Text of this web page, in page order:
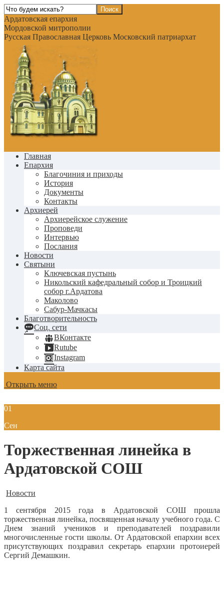
Ардатовская епархия
Мордовской митрополии
Русская Православная Церковь Московский патриархат
Главная
Епархия
Благочиния и приходы
История
Документы
Контакты
Архиерей
Архиерейское служение
Проповеди
Интервью
Послания
Новости
Святыни
Ключевская пустынь
Никольский кафедральный собор и Троицкий
собор г.Ардатова
Маколово
Сабур-Мачкасы
Благотворительность
Соц. сети
ВКонтакте
Rutube
Instagram
Карта сайта
Открыть меню
01
Сен
Торжественная линейка в
Ардатовской СОШ
Новости
1 сентября 2015 года в Ардатовской СОШ прошла
торжественная линейка, посвященная началу учебного года. С
Днем знаний учеников и преподавателей поздравили
многочисленные гости школы. От Ардатовской епархии всех
присутствующих поздравил секретарь епархии протоиерей
Сергий Демашкин.